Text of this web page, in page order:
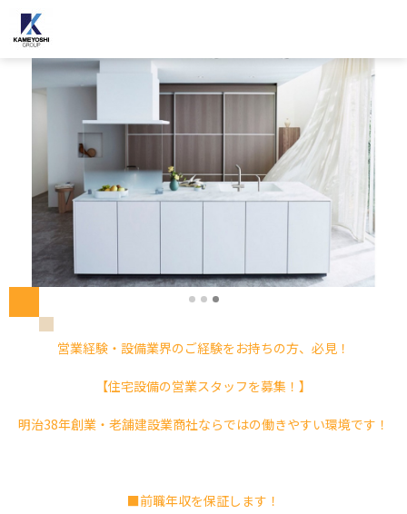
営業経験・設備業界のご経験をお持ちの方、必見！
【住宅設備の営業スタッフを募集！】
明治38年創業・老舗建設業商社ならではの働きやすい環境です！
■前職年収を保証します！